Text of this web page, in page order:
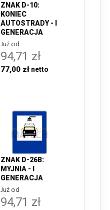
ZNAK D-10:
KONIEC
AUTOSTRADY - I
GENERACJA
Już od
94,71 zł
77,00 zł
ZNAK D-26B:
MYJNIA - I
GENERACJA
Już od
94,71 zł